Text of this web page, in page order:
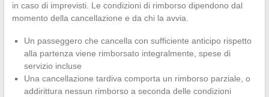
in caso di imprevisti. Le condizioni di rimborso dipendono dal
momento della cancellazione e da chi la avvia.
Un passeggero che cancella con sufficiente anticipo rispetto
alla partenza viene rimborsato integralmente, spese di
servizio incluse
Una cancellazione tardiva comporta un rimborso parziale, o
addirittura nessun rimborso a seconda delle condizioni